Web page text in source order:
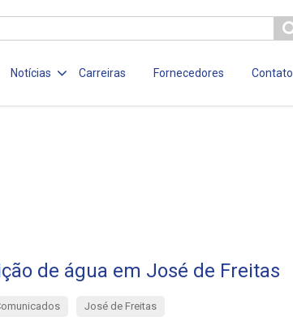
Notícias Carreiras Fornecedores Contato
de água em José de Freitas
José de Freitas